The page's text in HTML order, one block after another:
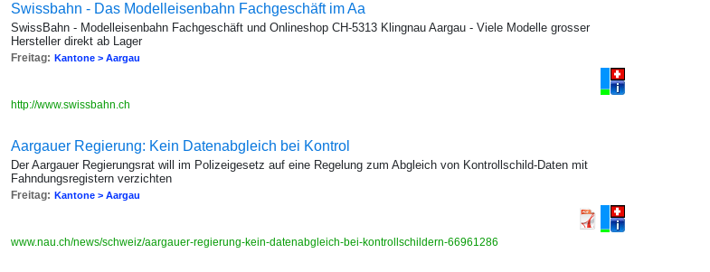
Swissbahn - Das Modelleisenbahn Fachgeschäft im Aa
SwissBahn - Modelleisenbahn Fachgeschäft und Onlineshop CH-5313 Klingnau Aargau - Viele Modelle grosser
Hersteller direkt ab Lager
Freitag: Kantone > Aargau
http://www.swissbahn.ch
Aargauer Regierung: Kein Datenabgleich bei Kontrol
Der Aargauer Regierungsrat will im Polizeigesetz auf eine Regelung zum Abgleich von Kontrollschild-Daten mit
Fahndungsregistern verzichten
Freitag: Kantone > Aargau
www.nau.ch/news/schweiz/aargauer-regierung-kein-datenabgleich-bei-kontrollschildern-66961286